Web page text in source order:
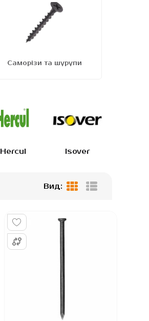
Саморізи та шурупи
Hercul Isover
Вид: